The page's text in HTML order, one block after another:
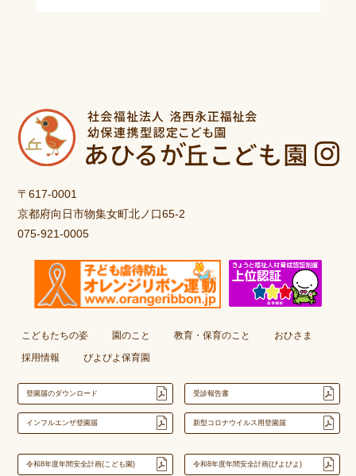
〒617-0001
京都府向日市物集女町北ノ口65-2
075-921-0005
こどもたちの姿 園のこと 教育・保育のこと
おひさま
採用情報
ぴよぴよ保育園
登園届のダウンロード 受診報告書
インフルエンザ登園届 新型コロナウイルス用登園届
令和8年度年間安全計画(こども園) 令和8年度年間安全計画(ぴよぴよ)